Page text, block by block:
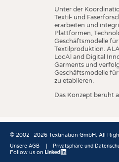
Unter der
Textil- und
erarbeiten und
Plattformen,
Geschäftsmodelle
Textilproduktion.
LocAl and Digital
Garments und
Geschäftsmodelle
zu etablieren.
Das Konzept beruht
© 2002–2026 Textination GmbH. All
Fußbereich
Unsere AGB Privatsphäre und
Follow us on